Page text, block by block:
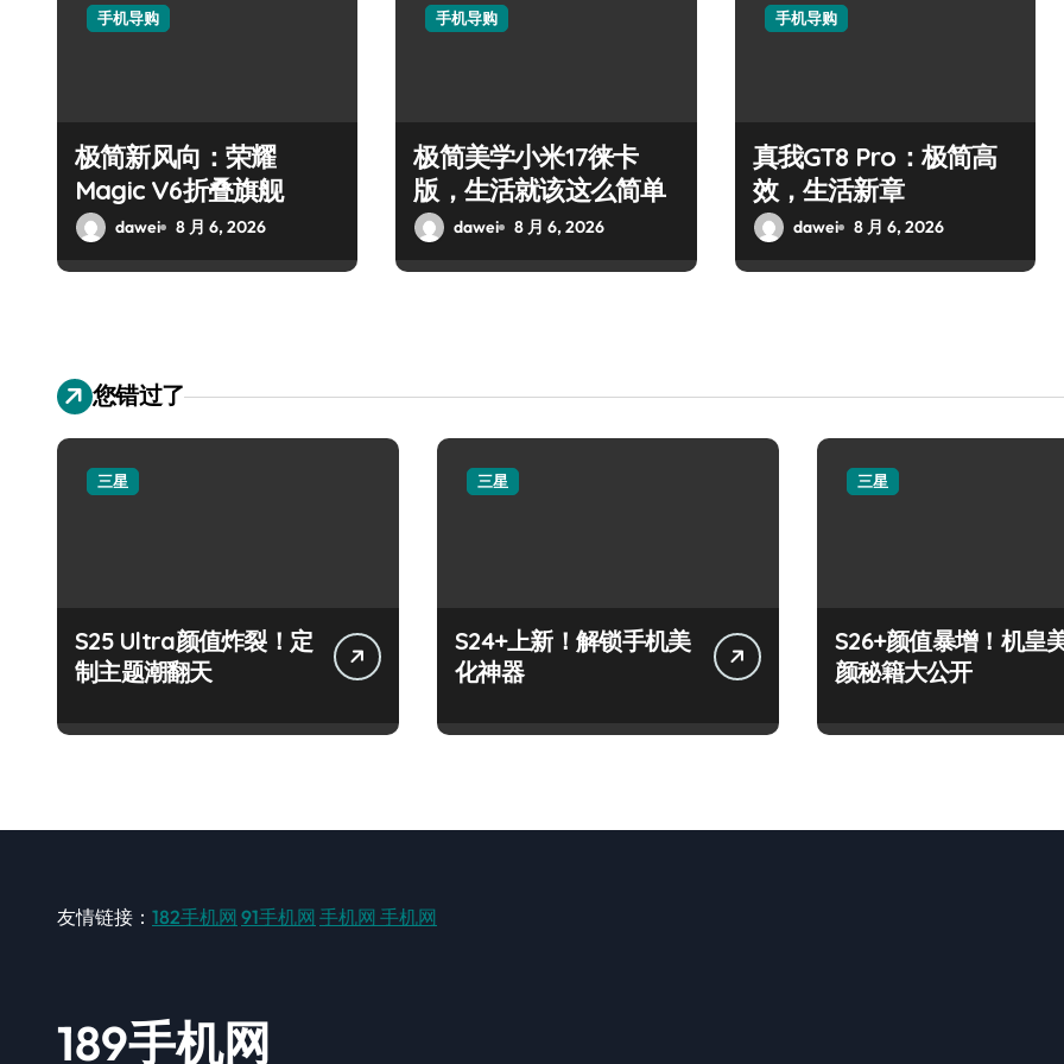
手机导购
极简新风向：荣耀
Magic V6折叠旗舰
dawei 8 月 6, 2026
手机导购
极简美学小米17徕卡
版，生活就该这么简单
dawei 8 月 6, 2026
手机导购
真我GT8 Pro：极简高
效，生活新章
dawei 8 月 6, 2026
您错过了
三星
S25 Ultra颜值炸裂！定
制主题潮翻天
三星
S24+上新！解锁手机美
化神器
三星
S26+颜值暴增！机皇
颜秘籍大公开
友情链接： 182手机网 91手机网 手机网 手机网
189手机网